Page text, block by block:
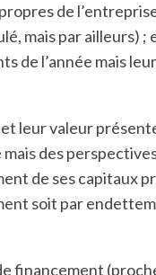
de
mais par ailleurs) ;
de l’année mais leur
leur valeur
des
de ses capitaux
soit par
financement